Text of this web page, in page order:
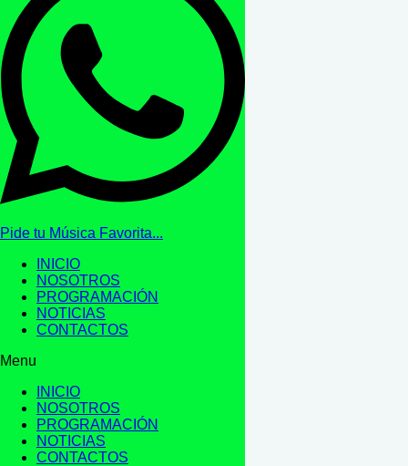
Pide tu Música Favorita...
INICIO
NOSOTROS
PROGRAMACIÓN
NOTICIAS
CONTACTOS
Menu
INICIO
NOSOTROS
PROGRAMACIÓN
NOTICIAS
CONTACTOS